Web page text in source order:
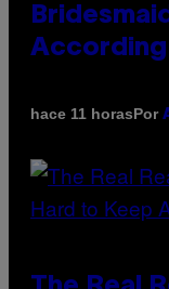
hace 11 horasPor